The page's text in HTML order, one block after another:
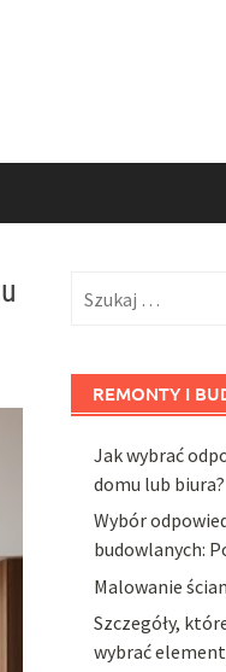
REMONTY I
Jak wybrać
domu lub biura?
Wybór
budowlanych:
Malowanie
Szczegóły,
wybrać